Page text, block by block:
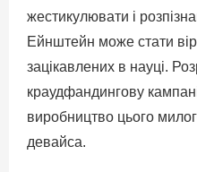
жестикулювати і
Ейнштейн може стати
зацікавлених в науці.
краудфандингову
виробництво цього
девайса.